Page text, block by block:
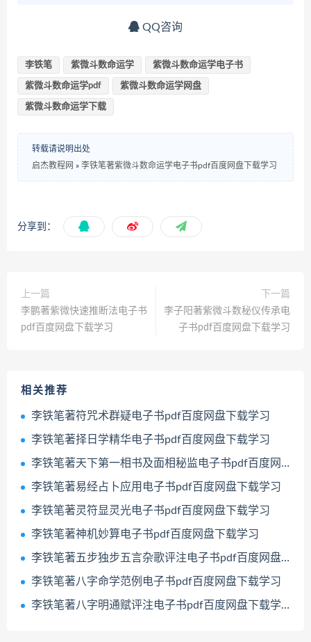
QQ咨询
李铁笔 紫微斗数命运学 紫微斗数命运学电子书
紫微斗数命运学pdf 紫微斗数命运学网盘
紫微斗数命运学下载
转载请说明出处
启杰教程网 » 李铁笔著紫微斗数命运学电子书pdf百度网盘下载学习
分享到：
上一篇
李鹏著紫微快速推断法电子书
pdf百度网盘下载学习
下一篇
李子阳著紫微斗数秘仪传承电
子书pdf百度网盘下载学习
相关推荐
李铁笔著符咒术群疑电子书pdf百度网盘下载学习
李铁笔著择日学精华电子书pdf百度网盘下载学习
李铁笔著天下第一相书及面相秘监电子书pdf百度网盘下载学习
李铁笔著易经占卜应用电子书pdf百度网盘下载学习
李铁笔著灵符显灵光电子书pdf百度网盘下载学习
李铁笔著神机妙算电子书pdf百度网盘下载学习
李铁笔著五步独步五言杂歌评注电子书pdf百度网盘下载学习
李铁笔著八字命学范例电子书pdf百度网盘下载学习
李铁笔著八字明通赋评注电子书pdf百度网盘下载学习